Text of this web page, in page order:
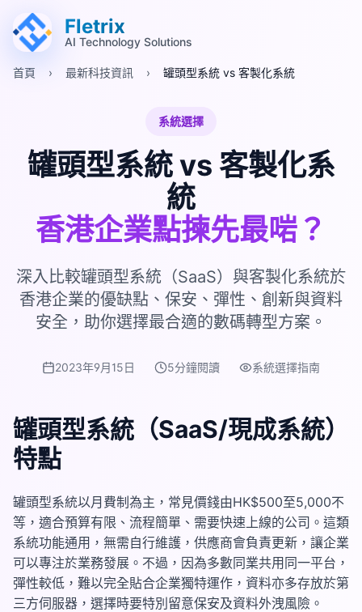
跳至主要內容 (Alt+M)
跳至頁尾 (Alt+F)
Fletrix
AI Technology Solutions
首頁 › 最新科技資訊 › 罐頭型系統 vs 客製化系統
系統選擇
罐頭型系統 vs 客製化系
統
香港企業點揀先最啱？
深入比較罐頭型系統（SaaS）與客製化系統於
香港企業的優缺點、保安、彈性、創新與資料
安全，助你選擇最合適的數碼轉型方案。
2023年9月15日 5分鐘閱讀 系統選擇指南
罐頭型系統（SaaS/現成系統）
特點
罐頭型系統以月費制為主，常見價錢由HK$500至5,000不
等，適合預算有限、流程簡單、需要快速上線的公司。這類
系統功能通用，無需自行維護，供應商會負責更新，讓企業
可以專注於業務發展。不過，因為多數同業共用同一平台，
彈性較低，難以完全貼合企業獨特運作，資料亦多存放於第
三方伺服器，選擇時要特別留意保安及資料外洩風險。